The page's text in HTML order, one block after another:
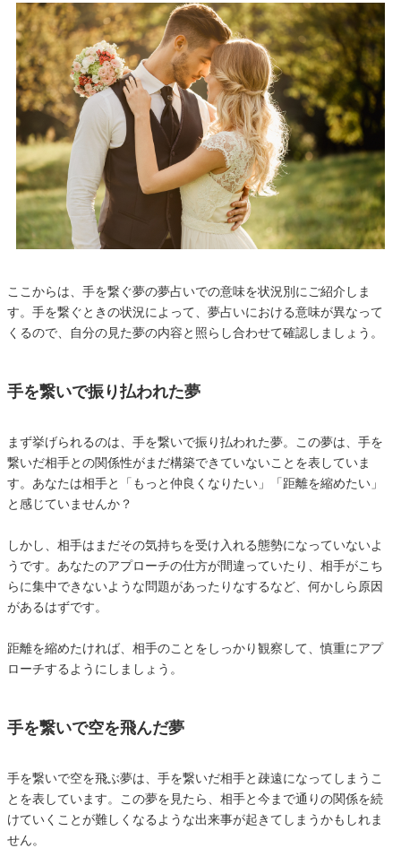
ここからは、手を繋ぐ夢の夢占いでの意味を状況別にご紹介しま
す。手を繋ぐときの状況によって、夢占いにおける意味が異なって
くるので、自分の見た夢の内容と照らし合わせて確認しましょう。
手を繋いで振り払われた夢
まず挙げられるのは、手を繋いで振り払われた夢。この夢は、手を
繋いだ相手との関係性がまだ構築できていないことを表していま
す。あなたは相手と「もっと仲良くなりたい」「距離を縮めたい」
と感じていませんか？
しかし、相手はまだその気持ちを受け入れる態勢になっていないよ
うです。あなたのアプローチの仕方が間違っていたり、相手がこち
らに集中できないような問題があったりなするなど、何かしら原因
があるはずです。
距離を縮めたければ、相手のことをしっかり観察して、慎重にアプ
ローチするようにしましょう。
手を繋いで空を飛んだ夢
手を繋いで空を飛ぶ夢は、手を繋いだ相手と疎遠になってしまうこ
とを表しています。この夢を見たら、相手と今まで通りの関係を続
けていくことが難しくなるような出来事が起きてしまうかもしれま
せん。